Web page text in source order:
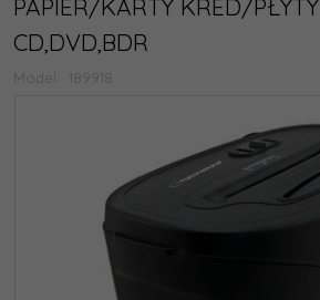
PAPIER/KARTY KRED/PŁYTY
CD,DVD,BDR
Model: 189918